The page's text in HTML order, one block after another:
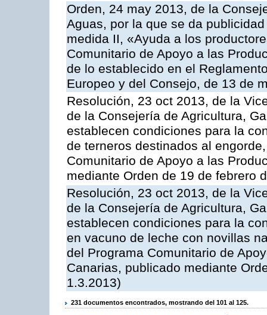
Orden, 24 may 2013, de la
Aguas, por la que se da
medida II, «Ayuda a los
Comunitario de Apoyo a las
de lo establecido en el
Europeo y del Consejo, de 13 de
Resolución, 23 oct 2013, de la
de la Consejería de Agricultura,
establecen condiciones para la
de terneros destinados al
Comunitario de Apoyo a las
mediante Orden de 19 de febrero
Resolución, 23 oct 2013, de la
de la Consejería de Agricultura,
establecen condiciones para la
en vacuno de leche con novillas
del Programa Comunitario de
Canarias, publicado mediante
1.3.2013)
231 documentos encontrados, mostrando del 101 al 125.